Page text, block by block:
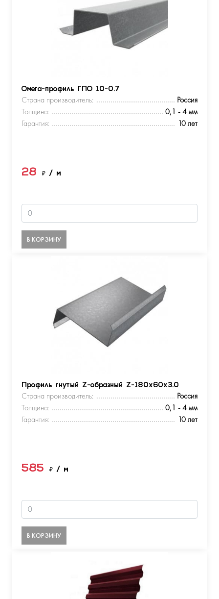
Омега-профиль ГПО 10-0.7
Страна производитель:
Россия
Толщина:
0,1 - 4 мм
Гарантия:
10 лет
28 ₽ / м
В КОРЗИНУ
Профиль гнутый Z-образный Z-180х60х3.0
Страна производитель:
Россия
Толщина:
0,1 - 4 мм
Гарантия:
10 лет
585 ₽ / м
В КОРЗИНУ